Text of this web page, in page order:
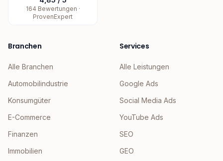
164 Bewertungen ·
ProvenExpert
Branchen
Alle Branchen
Automobilindustrie
Konsumgüter
E-Commerce
Finanzen
Immobilien
Services
Alle Leistungen
Google Ads
Social Media Ads
YouTube Ads
SEO
GEO